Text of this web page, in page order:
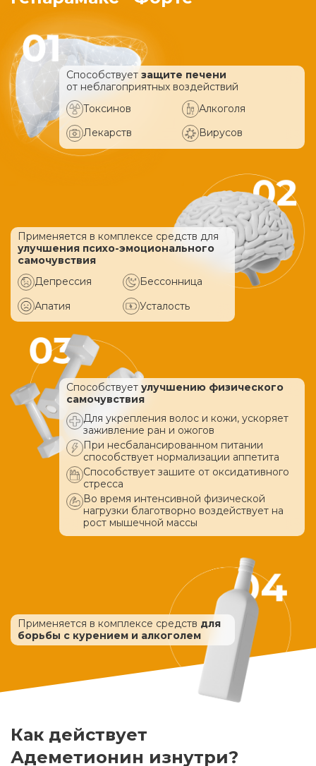
Способствует защите печени
от неблагоприятных воздействий
Токсинов
Алкоголя
Лекарств
Вирусов
Применяется в комплексе средств для
улучшения психо-эмоционального
самочувствия
Депрессия
Бессонница
Апатия
Усталость
Способствует улучшению физического
самочувствия
Для укрепления волос и кожи, ускоряет
заживление ран и ожогов
При несбалансированном питании
способствует нормализации аппетита
Способствует зашите от оксидативного
стресса
Во время интенсивной физической
нагрузки благотворно воздействует на
рост мышечной массы
Применяется в комплексе средств для
борьбы с курением и алкоголем
Как действует
Адеметионин изнутри?